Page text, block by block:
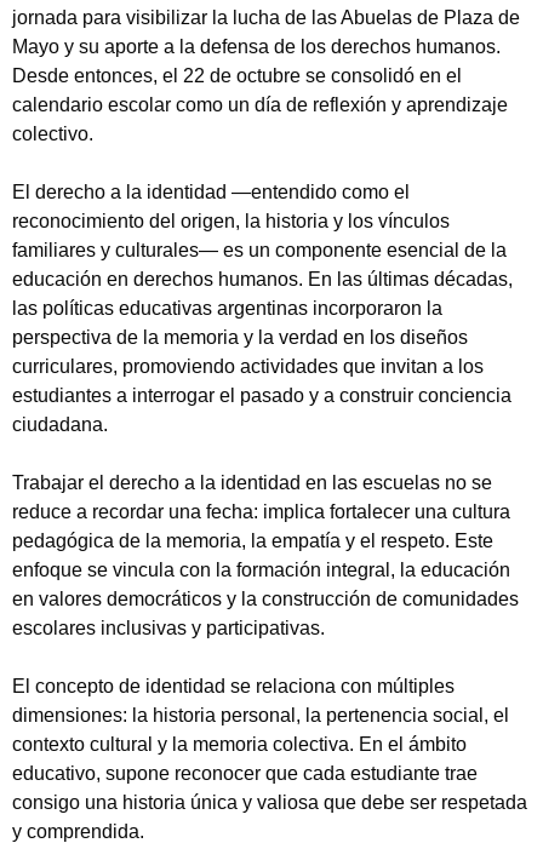
jornada para visibilizar la lucha de las Abuelas de Plaza de
Mayo y su aporte a la defensa de los derechos humanos.
Desde entonces, el 22 de octubre se consolidó en el
calendario escolar como un día de reflexión y aprendizaje
colectivo.
El derecho a la identidad —entendido como el
reconocimiento del origen, la historia y los vínculos
familiares y culturales— es un componente esencial de la
educación en derechos humanos. En las últimas décadas,
las políticas educativas argentinas incorporaron la
perspectiva de la memoria y la verdad en los diseños
curriculares, promoviendo actividades que invitan a los
estudiantes a interrogar el pasado y a construir conciencia
ciudadana.
Trabajar el derecho a la identidad en las escuelas no se
reduce a recordar una fecha: implica fortalecer una cultura
pedagógica de la memoria, la empatía y el respeto. Este
enfoque se vincula con la formación integral, la educación
en valores democráticos y la construcción de comunidades
escolares inclusivas y participativas.
El concepto de identidad se relaciona con múltiples
dimensiones: la historia personal, la pertenencia social, el
contexto cultural y la memoria colectiva. En el ámbito
educativo, supone reconocer que cada estudiante trae
consigo una historia única y valiosa que debe ser respetada
y comprendida.